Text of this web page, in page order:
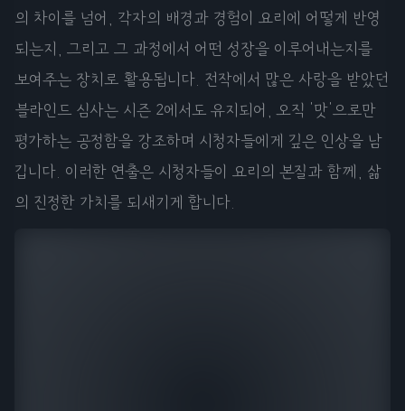
의 차이를 넘어, 각자의 배경과 경험이 요리에 어떻게 반영
되는지, 그리고 그 과정에서 어떤 성장을 이루어내는지를
보여주는 장치로 활용됩니다. 전작에서 많은 사랑을 받았던
블라인드 심사는 시즌 2에서도 유지되어, 오직 '맛'으로만
평가하는 공정함을 강조하며 시청자들에게 깊은 인상을 남
깁니다. 이러한 연출은 시청자들이 요리의 본질과 함께, 삶
의 진정한 가치를 되새기게 합니다.